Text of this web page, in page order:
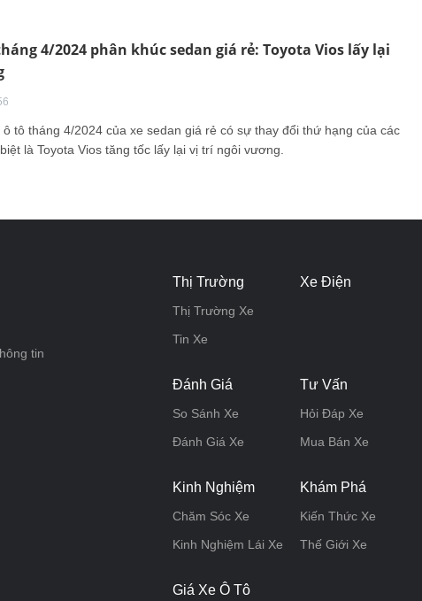
4/2024 phân khúc sedan giá rẻ: Toyota Vios lấy lại
xe sedan giá rẻ có sự thay đổi thứ hạng của các
là Toyota Vios tăng tốc lấy lại vị trí ngôi vương.
tin
Thị Trường
Thị Trường Xe
Tin Xe
Xe Điện
Đánh Giá
So Sánh Xe
Đánh Giá Xe
Tư Vấn
Hỏi Đáp Xe
Mua Bán Xe
Kinh Nghiệm
Chăm Sóc Xe
Kinh Nghiệm Lái Xe
Khám Phá
Kiến Thức Xe
Thế Giới Xe
Giá Xe Ô Tô